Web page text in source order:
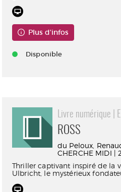
Plus d'infos
Disponible
Livre numérique |
ROSS
du Peloux,
CHERCHE MIDI |
Thriller captivant inspiré de la
Ulbricht, le mystérieux